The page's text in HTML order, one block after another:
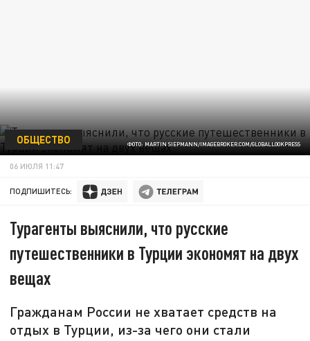
ФОТО: MARTIN SIEPMANN/IMAGEBROKER.COM/GLOBALLOOKPRESS
ОБЩЕСТВО
06 ИЮЛЯ 11:47
ПОДПИШИТЕСЬ:
Турагенты выяснили, что русские
путешественники в Турции экономят на двух
вещах
Гражданам России не хватает средств на
отдых в Турции, из-за чего они стали